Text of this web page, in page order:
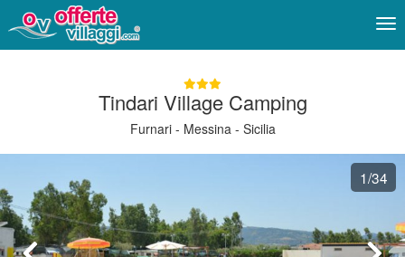
Tindari Village Camping
Furnari - Messina - Sicilia
1/34